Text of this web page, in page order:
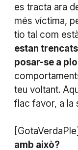
es tracta ara
més víctima,
tio tal com
estan
posar-se a
teu voltant.
flac favor, a la
[GotaVerdaPle]
amb això?